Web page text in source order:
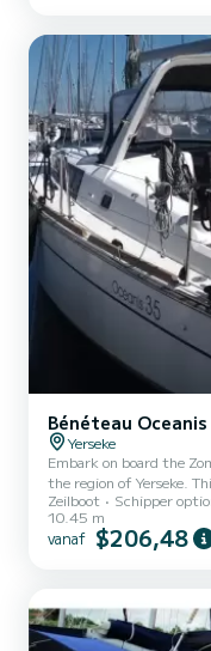
Bénéteau Oceanis
Yerseke
Embark on board the
the region of Yerseke.
complete comfort and
with all comfort and a
of 11 meters, it will be
uitrusting:
Zeilboot Schipper
10.45 m
vanaf $206,48